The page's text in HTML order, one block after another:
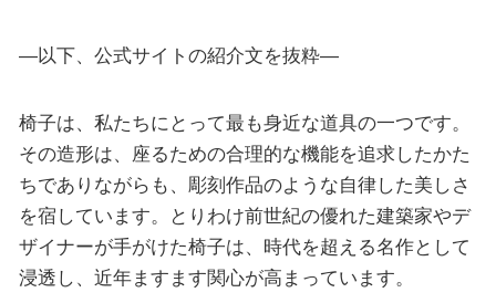
—以下、公式サイトの紹介文を抜粋—
椅子は、私たちにとって最も身近な道具の一つです。
その造形は、座るための合理的な機能を追求したかた
ちでありながらも、彫刻作品のような自律した美しさ
を宿しています。とりわけ前世紀の優れた建築家やデ
ザイナーが手がけた椅子は、時代を超える名作として
浸透し、近年ますます関心が高まっています。